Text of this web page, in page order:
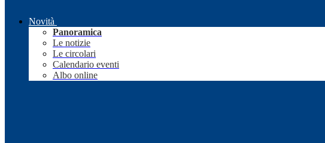
Novità
Panoramica
Le notizie
Le circolari
Calendario eventi
Albo online